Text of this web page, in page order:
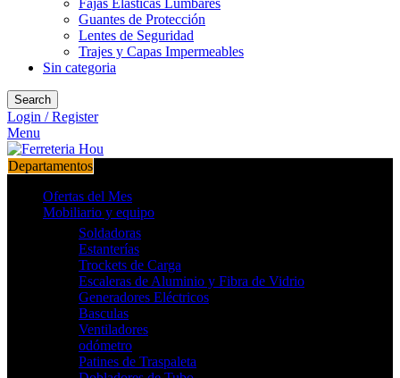
Fajas Elásticas Lumbares
Guantes de Protección
Lentes de Seguridad
Trajes y Capas Impermeables
Sin categoria
Search
Login / Register
Menu
Departamentos
Ofertas del Mes
Mobiliario y equipo
Soldadoras
Estanterías
Trockets de Carga
Escaleras de Aluminio y Fibra de Vidrio
Generadores Eléctricos
Basculas
Ventiladores
odómetro
Patines de Traspaleta